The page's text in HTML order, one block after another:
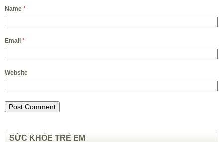
Name *
Email *
Website
SỨC KHỎE TRẺ EM